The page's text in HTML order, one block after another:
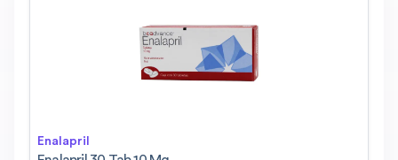
Enalapril